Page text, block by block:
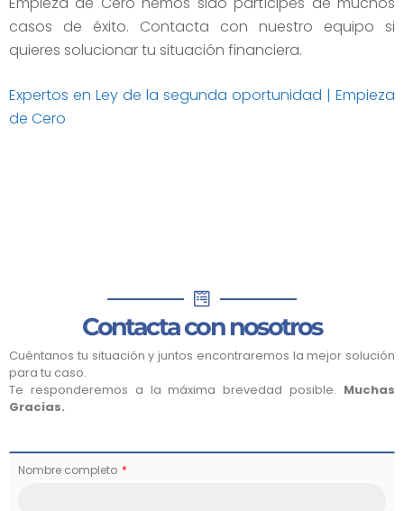
casos de éxito. Contacta con nuestro equipo si
quieres solucionar tu situación financiera.
Expertos en Ley de la segunda oportunidad | Empieza
de Cero
Contacta con nosotros
Cuéntanos tu situación y juntos encontraremos la mejor solución
para tu caso.
Te responderemos a la máxima brevedad posible. Muchas
Gracias.
Nombre completo